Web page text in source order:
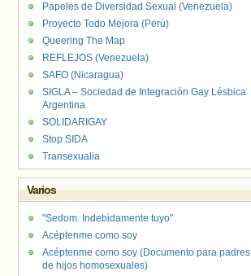
Papeles de Diversidad Sexual (Venezuela)
Proyecto Todo Mejora (Perú)
Queering The Map
REFLEJOS (Venezuela)
SAFO (Nicaragua)
SIGLA – Sociedad de Integración Gay Lésbica
Argentina
SOLIDARIGAY
Stop SIDA
Transexualia
Varios
"Sedom. Indebidamente tuyo"
Acéptenme como soy
Acéptenme como soy (Documento para padres
de hijos homosexuales)